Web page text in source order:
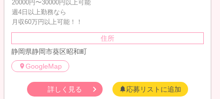
20000円〜30000円以上可能
週4日以上勤務なら
月収60万円以上可能！！
住所
静岡県静岡市葵区昭和町
GoogleMap
詳しく見る 応募リストに追加